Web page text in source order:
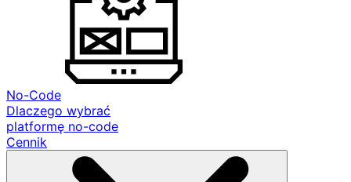
No-Code
Dlaczego wybrać
platformę no-code
Cennik